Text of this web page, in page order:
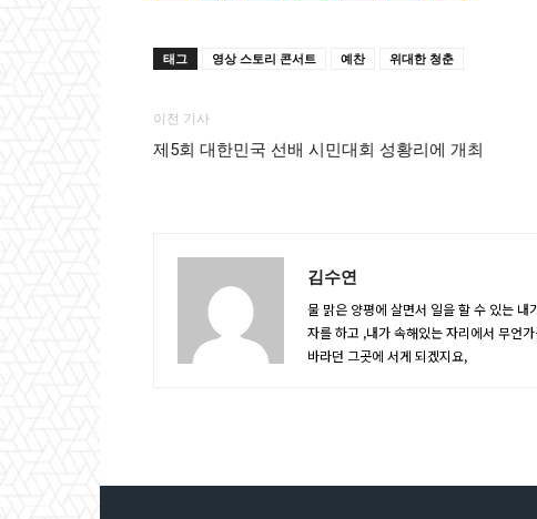
태그 영상 스토리 콘서트 예찬 위대한 청춘
이전 기사
제5회 대한민국 선배 시민대회 성황리에 개최
김수연
물 맑은 양평에 살면서 일을 할 수 있는
자를 하고 ,내가 속해있는 자리에서 무언
바라던 그곳에 서게 되겠지요,